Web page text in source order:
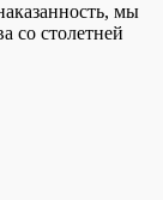
мы
со столетней